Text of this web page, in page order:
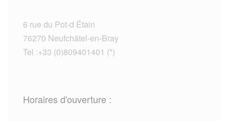
6 rue du Pot-d Étain
76270 Neufchâtel-en-Bray
Tel :+33 (0)809401401 (*)
Horaires d'ouverture :